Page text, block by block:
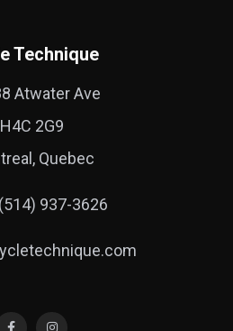
Technique
Atwater Ave
H4C 2G9
Quebec
937-3626